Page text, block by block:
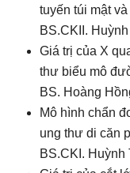
tuyến túi mật
BS.CKII.
Giá trị của X
thư biểu mô
BS. Hoàng
Mô hình chẩn
ung thư di căn
BS.CKI. Huỳnh